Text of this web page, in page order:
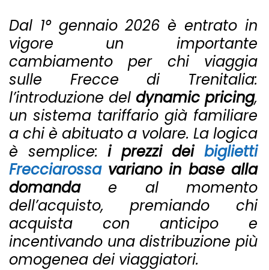
Dal 1° gennaio 2026 è entrato in
vigore un importante
cambiamento per chi viaggia
sulle Frecce di Trenitalia:
l’introduzione del dynamic pricing,
un sistema tariffario già familiare
a chi è abituato a volare. La logica
è semplice:i prezzi dei biglietti
Frecciarossavariano in base alla
domandae al momento
dell’acquisto, premiando chi
acquista con anticipo e
incentivando una distribuzione più
omogenea dei viaggiatori.